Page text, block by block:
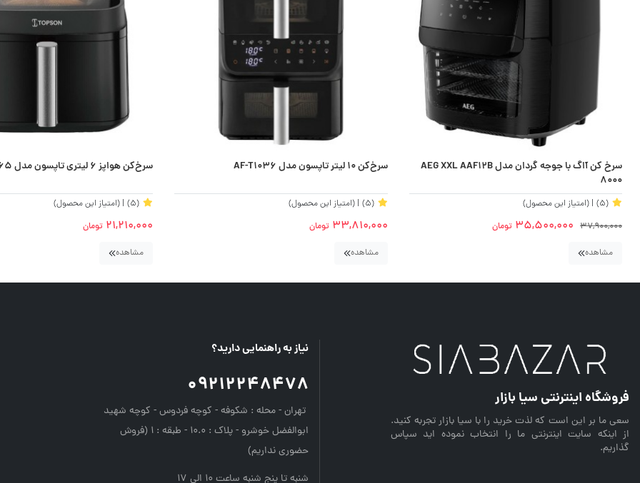
سرخ کن آاگ با جوجه گردان مدل AEG XXL AAF۱۲B
۸۰۰۰
(5)
| (امتیاز این محصول)
37,900,000
35,500,000 تومان
مشاهده
سرخ‌کن 10 لیتر تاپسون مدل AF-T1036
(5) | (امتیاز این محصول)
33,810,000 تومان
مشاهده
سرخ‌کن هواپز 6 لیتری تاپسون مدل AF-T1065
(5) | (امتیاز این محصول)
21,210,000 تومان
مشاهده
فروشگاه اینترنتی سیا بازار
سعی ما بر این است که لذت خرید را با سیا بازار تجربه کنید.
از اینکه سایت اینترنتی ما را انتخاب نموده اید سپاس
گذاریم.
نیاز به راهنمایی دارید؟
09212248478
تهران - محله : شکوفه - کوچه فردوس - کوچه شهید
ابوالفضل خوشرو - پلاک : 10.0 - طبقه : 1 (فروش
حضوری نداریم)
شنبه تا پنج شنبه ساعت 10 الی 17